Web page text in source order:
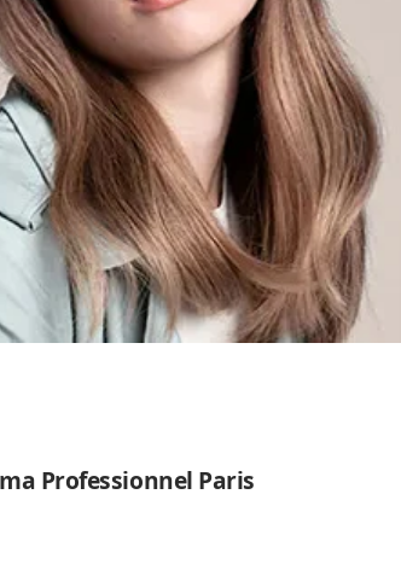
Professionnel Paris